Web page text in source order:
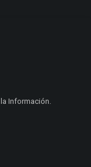
Información.